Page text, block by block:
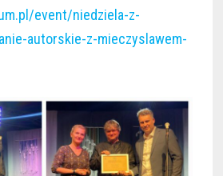
event/niedziela-z-
autorskie-z-mieczyslawem-